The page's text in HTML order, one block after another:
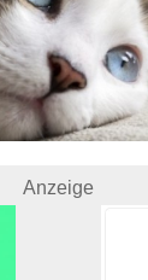
Anzeige